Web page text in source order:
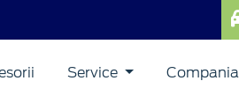
Service Compania